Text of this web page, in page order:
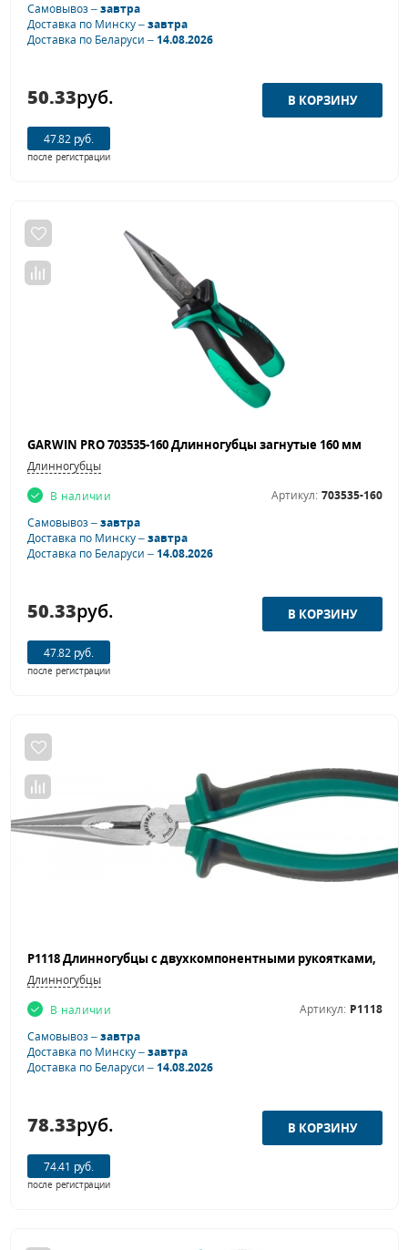
Самовывоз –завтра
Доставка по Минску –завтра
Доставка по Беларуси –14.08.2026
50.33руб.
47.82 руб.
после регистрации
GARWIN PRO 703535-160 Длинногубцы загнутые 160 мм
Длинногубцы
В наличии
Артикул: 703535-160
Самовывоз –завтра
Доставка по Минску –завтра
Доставка по Беларуси –14.08.2026
50.33руб.
47.82 руб.
после регистрации
Длинногубцы
В наличии
Артикул: P1118
Самовывоз –завтра
Доставка по Минску –завтра
Доставка по Беларуси –14.08.2026
78.33руб.
74.41 руб.
после регистрации